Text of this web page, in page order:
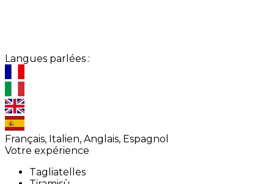
Langues parlées :
Français, Italien, Anglais, Espagnol
Votre expérience
Tagliatelles